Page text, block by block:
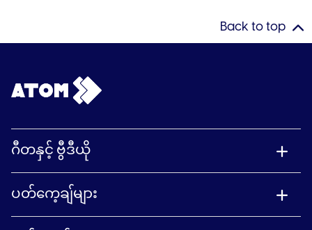
Back to top
ဂီတနှင့် ဗွီဒီယို
ပတ်ကေ့ချ်များ